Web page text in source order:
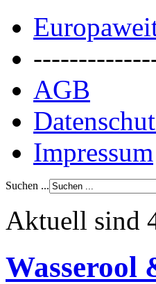
AGB
Impressum
Suchen ...
Aktuell sind
Wasserool